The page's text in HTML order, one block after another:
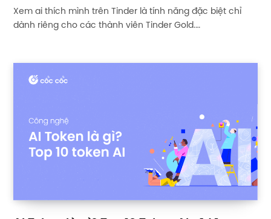
Xem ai thích mình trên Tinder là tính năng đặc biệt chỉ
dành riêng cho các thành viên Tinder Gold.…